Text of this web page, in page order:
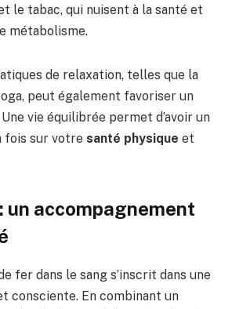
le tabac, qui nuisent à la santé et
métabolisme.
de relaxation, telles que la
peut également favoriser un
vie équilibrée permet d’avoir un
fois sur votre santé physique et
un accompagnement
fer dans le sang s’inscrit dans une
consciente. En combinant un